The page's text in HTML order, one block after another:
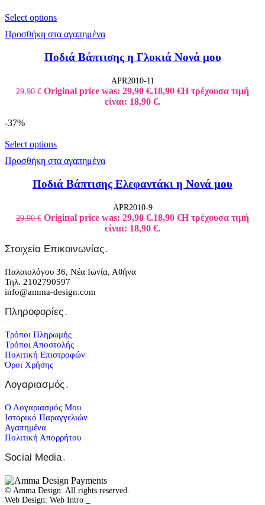
Select options
Προσθήκη στα αγαπημένα
Ποδιά Βάπτισης η Γλυκιά Νονά μου
APR2010-11
29,90€ Original price was: 29,90 €.18,90 €Η τρέχουσα τιμή
είναι: 18,90 €.
-37%
Select options
Προσθήκη στα αγαπημένα
Ποδιά Βάπτισης Ελεφαντάκι η Νονά μου
APR2010-9
29,90€ Original price was: 29,90 €.18,90 €Η τρέχουσα τιμή
είναι: 18,90 €.
Στοιχεία Επικοινωνίας.
Παλαιολόγου 36, Νέα Ιωνία, Αθήνα
Τηλ. 2102790597
info@amma-design.com
Πληροφορίες.
Τρόποι Πληρωμής
Τρόποι Αποστολής
Πολιτική Επιστροφών
Όροι Χρήσης
Λογαριασμός.
Ο Λογαριασμός Μου
Ιστορικό Παραγγελιών
Αγαπημένα
Πολιτική Απορρήτου
Social Media.
© Amma Design. All rights reserved.
Web Design: Web Intro _